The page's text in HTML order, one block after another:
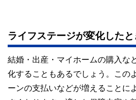
ライフステージが変化したと
結婚・出産・マイホームの購入な
化することもあるでしょう。この
ーンの支払いなどが増えることに